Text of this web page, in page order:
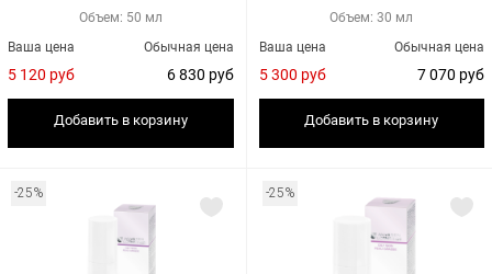
Объем: 50 мл
Обычная цена
6 830 руб
Ваша цена
5 120 руб
Добавить в корзину
Объем: 30 мл
Обычная цена
7 070 руб
Ваша цена
5 300 руб
Добавить в корзину
-25% -25%